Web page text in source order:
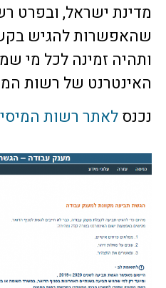
מדינת ישראל, ובפרט
שהאפשרות להגיש
ותהיה זמינה לכל מי
האינטרנט של רשות
נכנסלאתר רשות